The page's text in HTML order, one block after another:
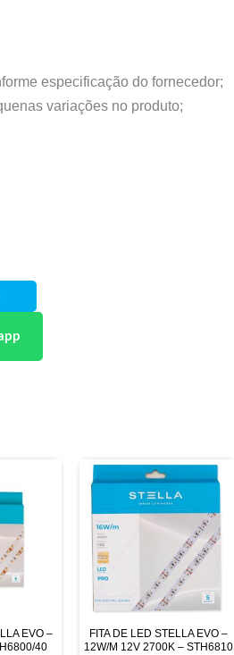
especificação do fornecedor;
variações no produto;
EVO –
40
FITA DE LED STELLA EVO –
12W/M 12V 2700K – STH6810